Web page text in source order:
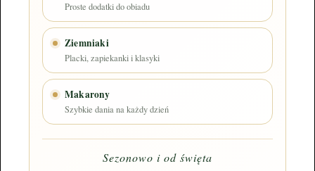
Proste dodatki do obiadu
Ziemniaki
Placki, zapiekanki i klasyki
Makarony
Szybkie dania na każdy dzień
Sezonowo i od święta